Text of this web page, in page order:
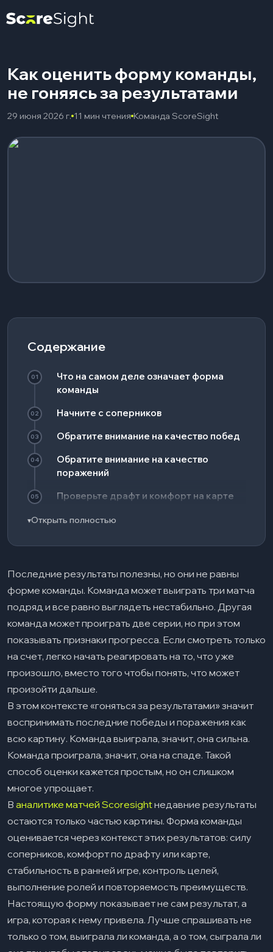
Как оценить форму команды,
не гоняясь за результатами
29 июня 2026 г. 11 мин чтения Команда ScoreSight
Содержание
01
Что на самом деле означает форма
команды
02 Начните с соперников
03 Обратите внимание на качество побед
04
Обратите внимание на качество
поражений
05 Проверьте драфт и комфорт на карте
06 Следите за ранней игрой
08
Отделяйте ошибки под давлением от
системных проблем
Оценивайте индивидуальную форму в
контексте командной системы
Будьте осторожны с изменениями в
11
Простой чек-лист для оценки формы
команды
12 Заключение
▾Открыть полностью
Последние результаты полезны, но они не равны
форме команды. Команда может выиграть три матча
подряд и все равно выглядеть нестабильно. Другая
команда может проиграть две серии, но при этом
показывать признаки прогресса. Если смотреть только
на счет, легко начать реагировать на то, что уже
произошло, вместо того чтобы понять, что может
произойти дальше.
В этом контексте «гоняться за результатами» значит
воспринимать последние победы и поражения как
всю картину. Команда выиграла, значит, она сильна.
Команда проиграла, значит, она на спаде. Такой
способ оценки кажется простым, но он слишком
многое упрощает.
В аналитике матчей Scoresightнедавние результаты
остаются только частью картины. Форма команды
оценивается через контекст этих результатов: силу
соперников, комфорт по драфту или карте,
стабильность в ранней игре, контроль целей,
выполнение ролей и повторяемость преимуществ.
Настоящую форму показывает не сам результат, а
игра, которая к нему привела. Лучше спрашивать не
только о том, выиграла ли команда, а о том, сыграла ли